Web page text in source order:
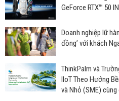
GeForce RTX™ 50
Doanh nghiệp lữ
đồng’ với khách
ThinkPalm và
IIoT Theo Hướng
và Nhỏ (SME)